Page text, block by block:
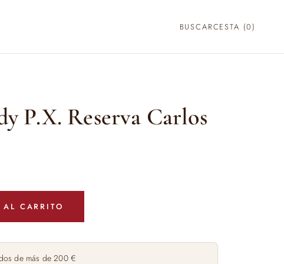
BUSCARCESTA (0)
P.X. Reserva Carlos
CARRITO
de más de 200 €